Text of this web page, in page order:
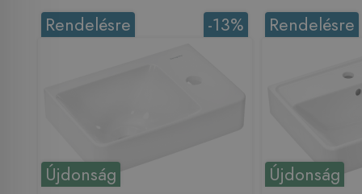
Újdonság
-13%
Rendelésre
Újdonság
Rendelésre